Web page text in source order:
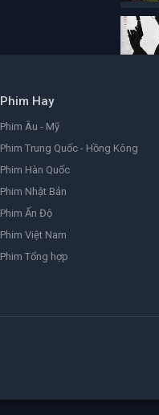
Phim Hay
Phim Âu - Mỹ
Phim Trung Quốc - Hồng Kông
Phim Hàn Quốc
Phim Nhật Bản
Phim Ấn Độ
Phim Việt Nam
Phim Tổng hợp